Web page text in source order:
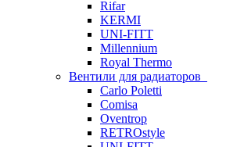
Rifar
KERMI
UNI-FITT
Millennium
Royal Thermo
Вентили для радиаторов
Carlo Poletti
Comisa
Oventrop
RETROstyle